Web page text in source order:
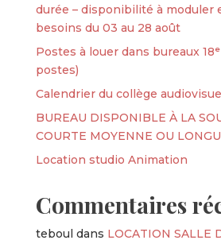
durée – disponibilité à moduler
besoins du 03 au 28 août
Postes à louer dans bureaux
postes)
Calendrier du collège audiovisuel
BUREAU DISPONIBLE À LA
COURTE MOYENNE OU
Location studio Animation
Commentaires
teboul dans LOCATION SALLE